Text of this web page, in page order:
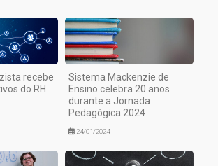
recebe
do RH
Sistema Mackenzie de
Ensino celebra 20 anos
durante a Jornada
Pedagógica 2024
24/01/2024